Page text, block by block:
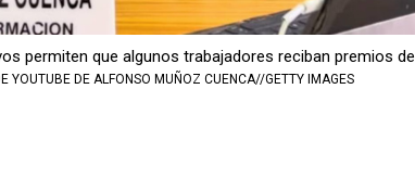
permiten que algunos trabajadores reciban premios de
YOUTUBE DE ALFONSO MUÑOZ CUENCA//GETTY IMAGES